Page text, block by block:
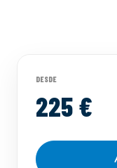
DESDE
225 €